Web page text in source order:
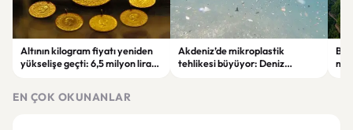
Altının kilogram fiyatı yeniden
yükselişe geçti: 6,5 milyon lirayı
Akdeniz’de mikroplastik
tehlikesi büyüyor: Deniz
EN ÇOK OKUNANLAR